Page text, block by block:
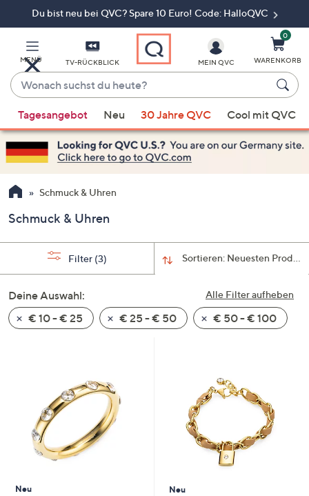
Du bist neu bei QVC? Spare 10 Euro! Code: HalloQVC
MENÜ TV-RÜCKBLICK
Wonach
suchst
du
heute?
Vorschläge
verfügbar
sind,
verwenden
Sie
Pfeiltasten
nach
und
nach
unten
oder
Geräten
links
um
MEIN QVC
0
WARENKORB
Tagesangebot Neu 30 Jahre QVC Cool mit QVC
Schmuck & Uhren
Schmuck & Uhren
Sortieren: Neuesten
Filter (3)
Alle Filter aufheben
Deine Auswahl:
€ 10 - € 25
€ 25 - € 50 € 50 - € 100
Neu
Neu